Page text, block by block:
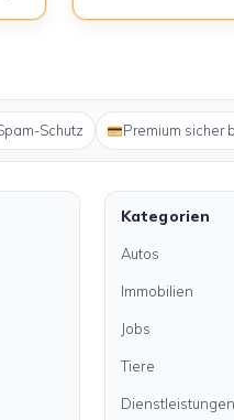
Schutz Premium sicher
Kategorien
Autos
Immobilien
Jobs
Tiere
Dienstleistungen